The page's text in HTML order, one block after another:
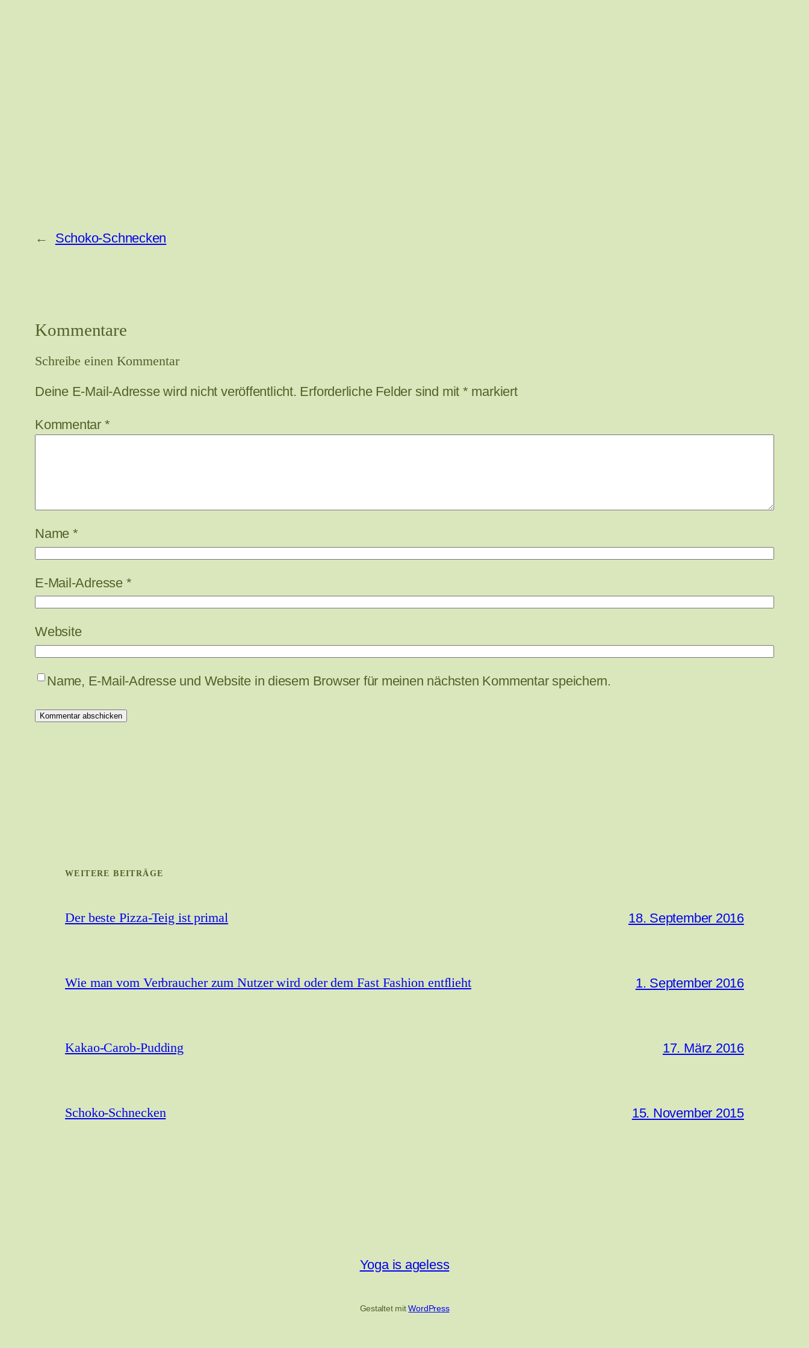
← Schoko-Schnecken
Kommentare
Schreibe einen Kommentar
Deine E-Mail-Adresse wird nicht veröffentlicht. Erforderliche Felder sind mit * markiert
Kommentar *
Name *
E-Mail-Adresse *
Website
Name, E-Mail-Adresse und Website in diesem Browser für meinen nächsten Kommentar speichern.
WEITERE BEITRÄGE
Der beste Pizza-Teig ist primal 18. September 2016
Wie man vom Verbraucher zum Nutzer wird oder dem Fast Fashion entflieht 1. September 2016
Kakao-Carob-Pudding 17. März 2016
Schoko-Schnecken 15. November 2015
Yoga is ageless
Gestaltet mitWordPress